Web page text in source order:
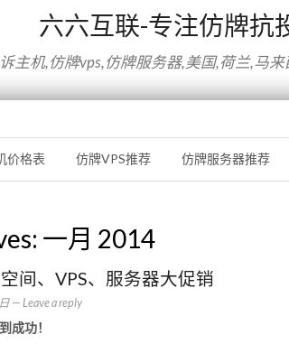
六六互联-专注仿牌抗
主机,仿牌vps,仿牌服务器,美国,荷兰,马
价格表 仿牌VPS推荐 仿牌服务器推荐
一月 2014
间、VPS、服务器大促销
— Leave a reply
成功！